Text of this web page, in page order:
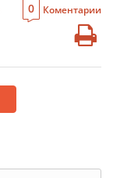
0 Коментарии